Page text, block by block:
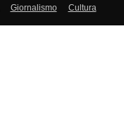
Giornalismo Cultura